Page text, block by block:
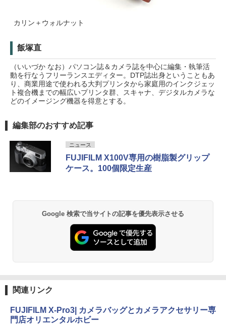
カリン＋ウォルナット
飯塚直
（いいづか なお）パソコン誌＆カメラ誌を中心に編集・執筆活
動を行なうフリーランスエディター。DTP誌出身ということもあ
り、商業用途で使われる大判プリンタから家庭用のインクジェッ
ト複合機までの幅広いプリンタ群、スキャナ、デジタルカメラな
どのイメージング機器を得意とする。
編集部のおすすめ記事
ニュース
FUJIFILM X100V専用の樹脂製グリップ
ケース。100個限定生産
Google 検索で当サイトの記事を優先表示させる
関連リンク
FUJIFILM X-Pro3| カメラバッグとカメラアクセサリー専
門店オリエンタルホビー